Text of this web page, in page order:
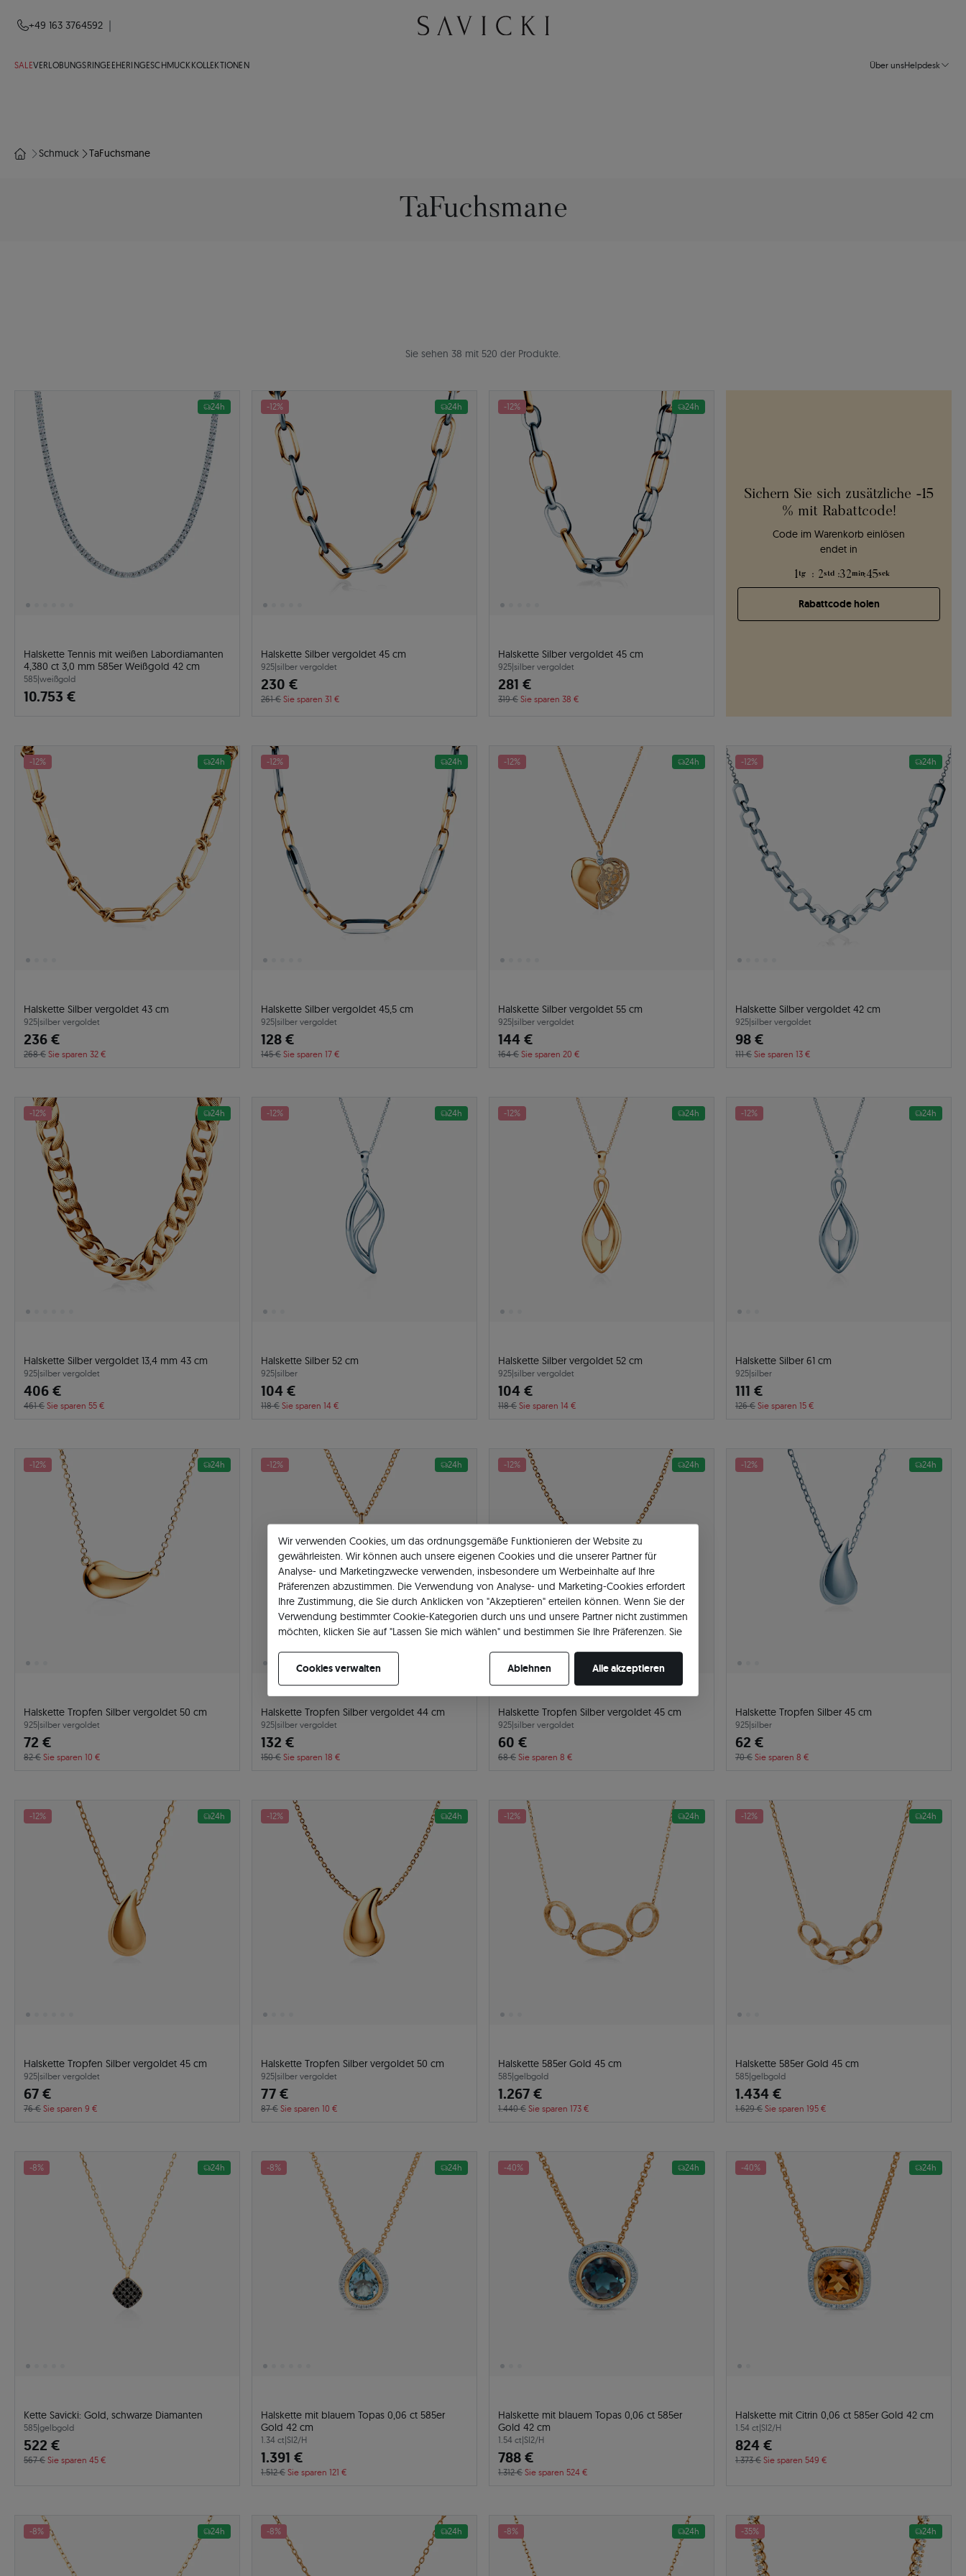
+49 163 3764592
SALEVERLOBUNGSRINGE EHERINGESCHMUCKKOLLEKTIONEN Über unsHelpdesk
Schmuck TaFuchsmane
TaFuchsmane
Sie sehen 38 mit 520 der Produkte.
Sichern Sie sich zusätzliche -15
% mit Rabattcode!
Code im Warenkorb einlösen
endet in
1 tg : 2std :32min:44sek
Rabattcode holen
24h
Halskette Tennis mit weißen Labordiamanten
4,380 ct 3,0 mm 585er Weißgold 42 cm
585|weißgold
10.753 €
-12% 24h
Halskette Silber vergoldet 45 cm
925|silber vergoldet
230 €
261 € Sie sparen 31 €
-12% 24h
Halskette Silber vergoldet 45 cm
925|silber vergoldet
281 €
319 € Sie sparen 38 €
-12% 24h
Halskette Silber vergoldet 43 cm
925|silber vergoldet
236 €
268 € Sie sparen 32 €
-12% 24h
Halskette Silber vergoldet 45,5 cm
925|silber vergoldet
128 €
145 € Sie sparen 17 €
-12% 24h
Halskette Silber vergoldet 55 cm
925|silber vergoldet
144 €
164 € Sie sparen 20 €
-12% 24h
Halskette Silber vergoldet 42 cm
925|silber vergoldet
98 €
111 € Sie sparen 13 €
-12% 24h
Halskette Silber vergoldet 13,4 mm 43 cm
925|silber vergoldet
406 €
461 € Sie sparen 55 €
-12% 24h
Halskette Silber 52 cm
925|silber
104 €
118 € Sie sparen 14 €
-12% 24h
Halskette Silber vergoldet 52 cm
925|silber vergoldet
104 €
118 € Sie sparen 14 €
-12% 24h
Halskette Silber 61 cm
925|silber
111 €
126 € Sie sparen 15 €
-12% 24h
Halskette Tropfen Silber vergoldet 50 cm
925|silber vergoldet
72 €
82 € Sie sparen 10 €
-12% 24h
Halskette Tropfen Silber vergoldet 44 cm
925|silber vergoldet
132 €
150 € Sie sparen 18 €
-12% 24h
Halskette Tropfen Silber vergoldet 45 cm
925|silber vergoldet
60 €
68 € Sie sparen 8 €
-12% 24h
Halskette Tropfen Silber 45 cm
925|silber
62 €
70 € Sie sparen 8 €
-12% 24h
Halskette Tropfen Silber vergoldet 45 cm
925|silber vergoldet
67 €
76 € Sie sparen 9 €
-12% 24h
Halskette Tropfen Silber vergoldet 50 cm
925|silber vergoldet
77 €
87 € Sie sparen 10 €
-12% 24h
Halskette 585er Gold 45 cm
585|gelbgold
1.267 €
1.440 € Sie sparen 173 €
-12% 24h
Halskette 585er Gold 45 cm
585|gelbgold
1.434 €
1.629 € Sie sparen 195 €
-8% 24h
Kette Savicki: Gold, schwarze Diamanten
585|gelbgold
522 €
567 € Sie sparen 45 €
-8% 24h
Halskette mit blauem Topas 0,06 ct 585er
Gold 42 cm
1.34 ct|SI2/H
1.391 €
1.512 € Sie sparen 121 €
-40% 24h
Halskette mit blauem Topas 0,06 ct 585er
Gold 42 cm
1.54 ct|SI2/H
788 €
1.312 € Sie sparen 524 €
-40% 24h
Halskette mit Citrin 0,06 ct 585er Gold 42 cm
1.54 ct|SI2/H
824 €
1.373 € Sie sparen 549 €
-8% 24h -8% 24h -8% 24h -35% 24h
Wir verwenden Cookies, um das ordnungsgemäße Funktionieren der Website zu
gewährleisten. Wir können auch unsere eigenen Cookies und die unserer Partner für
Analyse- und Marketingzwecke verwenden, insbesondere um Werbeinhalte auf Ihre
Präferenzen abzustimmen. Die Verwendung von Analyse- und Marketing-Cookies erfordert
Ihre Zustimmung, die Sie durch Anklicken von "Akzeptieren" erteilen können. Wenn Sie der
Verwendung bestimmter Cookie-Kategorien durch uns und unsere Partner nicht zustimmen
möchten, klicken Sie auf "Lassen Sie mich wählen" und bestimmen Sie Ihre Präferenzen. Sie
Cookies verwalten
Ablehnen Alle akzeptieren